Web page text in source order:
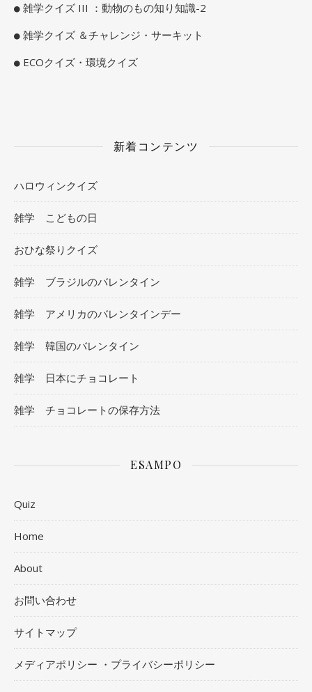
雑学クイズ III ：動物のもの知り知識-2
雑学クイズ ＆チャレンジ・サーキット
ECOクイズ・環境クイズ
新着コンテンツ
ハロウィンクイズ
雑学 こどもの日
おひな祭りクイズ
雑学 ブラジルのバレンタイン
雑学 アメリカのバレンタインデー
雑学 韓国のバレンタイン
雑学 日本にチョコレート
雑学 チョコレートの保存方法
ESAMPO
Quiz
Home
About
お問い合わせ
サイトマップ
メディアポリシー ・プライバシーポリシー